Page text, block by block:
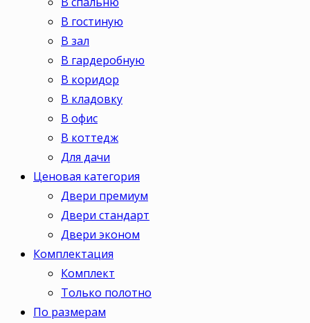
В гостиную
В зал
В гардеробную
В коридор
В кладовку
В офис
В коттедж
Для дачи
Ценовая категория
Двери премиум
Двери стандарт
Двери эконом
Комплектация
Комплект
Только полотно
По размерам